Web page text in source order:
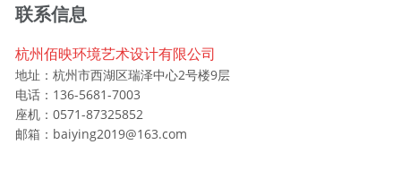
联系信息
杭州佰映环境艺术设计有限公司
地址：杭州市西湖区瑞泽中心2号楼9层
电话：136-5681-7003
座机：0571-87325852
邮箱：baiying2019@163.com